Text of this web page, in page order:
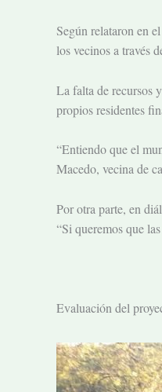
Según relataron en
los vecinos a través
La falta de recursos
propios residentes
“Entiendo que el
Macedo, vecina de
Por otra parte, en
“Si queremos que
Evaluación del